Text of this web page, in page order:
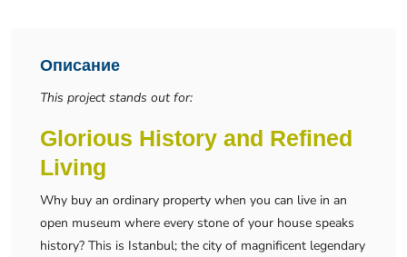
Описание
This project stands out for:
Glorious History and Refined
Living
Why buy an ordinary property when you can live in an
open museum where every stone of your house speaks
history? This is Istanbul; the city of magnificent legendary